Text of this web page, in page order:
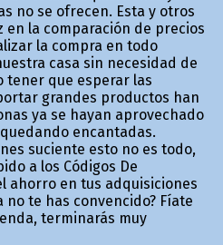
no se ofrecen. Esta y otros
en la comparación de precios
la compra en todo
casa sin necesidad de
tener que esperar las
grandes productos han
ya se hayan aprovechado
encantadas.
suficiente esto no es todo,
a los Códigos De
ahorro en tus adquisiciones
no te has convencido? Fíate
terminarás muy